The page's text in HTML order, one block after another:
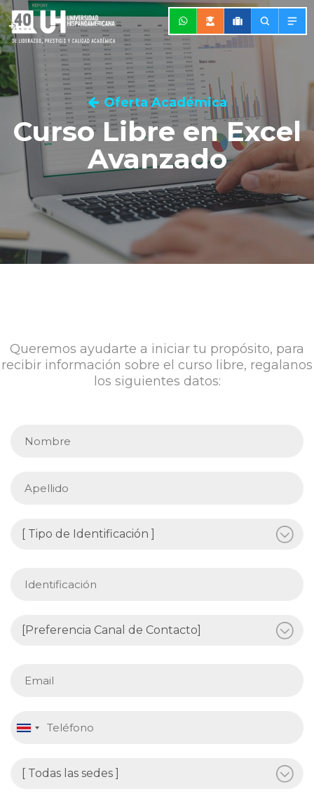
Oferta Académica
Curso Libre en Excel
Avanzado
Queremos ayudarte a iniciar tu propósito, para
recibir información sobre el curso libre, regalanos
los siguientes datos: